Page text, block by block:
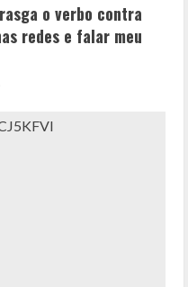
o verbo contra
redes e falar meu